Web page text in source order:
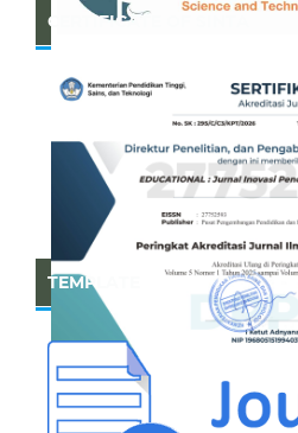
CERTIFICATE OF SINTA
TEMPLATE